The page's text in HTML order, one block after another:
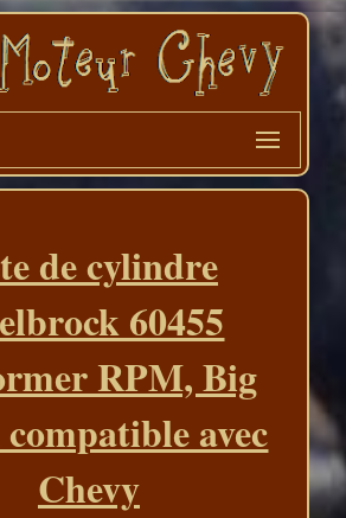
de cylindre
60455
RPM, Big
avec
Chevy